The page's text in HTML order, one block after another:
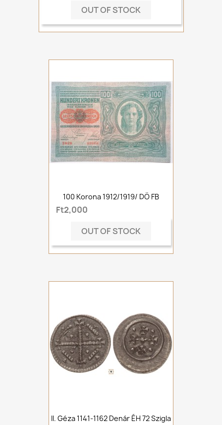
OUT OF STOCK
100 Korona 1912/1919/ DÖ FB
Ft2,000
OUT OF STOCK
II. Géza 1141-1162 Denár ÉH 72 Szigla